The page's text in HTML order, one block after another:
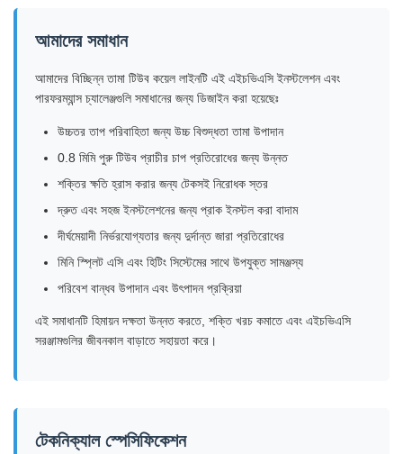
আমাদের সমাধান
আমাদের বিচ্ছিন্ন তামা টিউব কয়েল লাইনটি এই এইচভিএসি ইনস্টলেশন এবং
পারফরম্যান্স চ্যালেঞ্জগুলি সমাধানের জন্য ডিজাইন করা হয়েছেঃ
উচ্চতর তাপ পরিবাহিতা জন্য উচ্চ বিশুদ্ধতা তামা উপাদান
0.8 মিমি পুরু টিউব প্রাচীর চাপ প্রতিরোধের জন্য উন্নত
শক্তির ক্ষতি হ্রাস করার জন্য টেকসই নিরোধক স্তর
দ্রুত এবং সহজ ইনস্টলেশনের জন্য প্রাক ইনস্টল করা বাদাম
দীর্ঘমেয়াদী নির্ভরযোগ্যতার জন্য দুর্দান্ত জারা প্রতিরোধের
মিনি স্প্লিট এসি এবং হিটিং সিস্টেমের সাথে উপযুক্ত সামঞ্জস্য
পরিবেশ বান্ধব উপাদান এবং উৎপাদন প্রক্রিয়া
এই সমাধানটি হিমায়ন দক্ষতা উন্নত করতে, শক্তি খরচ কমাতে এবং এইচভিএসি
সরঞ্জামগুলির জীবনকাল বাড়াতে সহায়তা করে।
টেকনিক্যাল স্পেসিফিকেশন